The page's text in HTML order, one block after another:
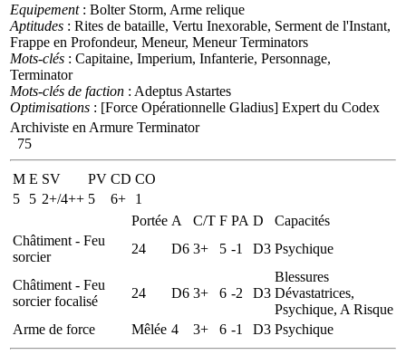
Equipement: Bolter Storm, Arme relique
Aptitudes : Rites de bataille, Vertu Inexorable, Serment de l'Instant,
Frappe en Profondeur, Meneur, Meneur Terminators
Mots-clés : Capitaine, Imperium, Infanterie, Personnage,
Terminator
Mots-clés de faction : Adeptus Astartes
Optimisations : [Force Opérationnelle Gladius] Expert du Codex
Archiviste en Armure Terminator
75
M E SV PV CD CO
5
5 2+/4++ 5 6+
1
Portée A C/T F PA D
Capacités
Châtiment - Feu
sorcier
24 D6 3+ 5 -1 D3 Psychique
Châtiment - Feu
sorcier focalisé
24 D6 3+ 6 -2 D3
Blessures
Dévastatrices,
Psychique, A Risque
Arme de force
Mêlée 4 3+ 6 -1 D3 Psychique